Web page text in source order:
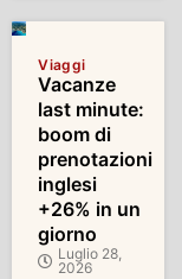
Viaggi
Vacanze
last minute:
boom di
prenotazioni
inglesi
+26% in un
giorno
Luglio 28,
2026